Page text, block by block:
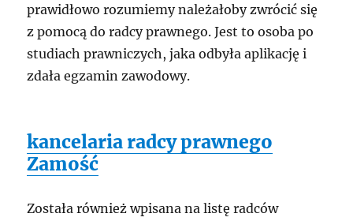
prawidłowo rozumiemy należałoby zwrócić się
z pomocą do radcy prawnego. Jest to osoba po
studiach prawniczych, jaka odbyła aplikację i
zdała egzamin zawodowy.
kancelaria radcy prawnego
Zamość
Została również wpisana na listę radców